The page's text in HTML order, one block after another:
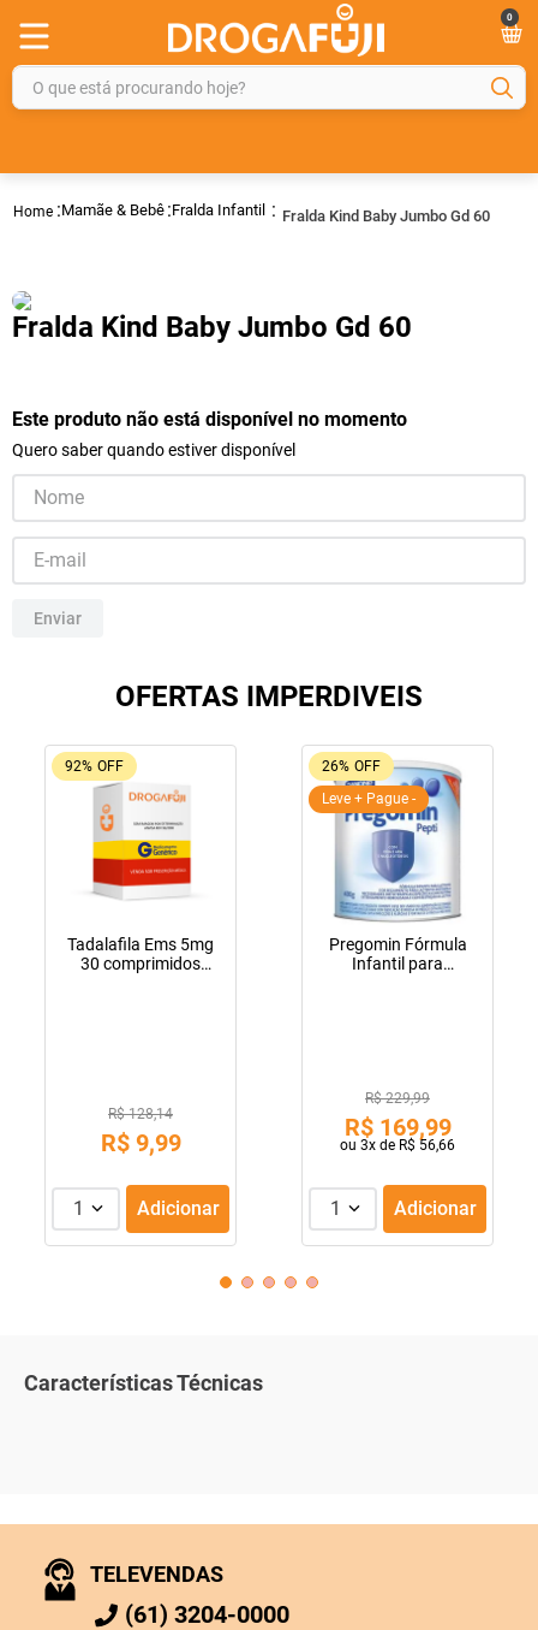
0
O que está procurando hoje?
Mamãe & Bebê Fralda Infantil Fralda Kind Baby Jumbo Gd 60
Fralda Kind Baby Jumbo Gd 60
Este produto não está disponível no momento
Quero saber quando estiver disponível
Enviar
OFERTAS IMPERDIVEIS
92% OFF
Tadalafila Ems 5mg
30 comprimidos
R$ 128,14
R$ 9,99
1 Adicionar
26% OFF
Leve + Pague -
Pregomin Fórmula
Infantil para
R$ 229,99
R$ 169,99
ou 3x de R$ 56,66
1 Adicionar
Características Técnicas
TELEVENDAS
(61) 3204-0000
4º
rosuvastatina 20mg
dipirona
8º
fraldas geriátricas
9º
tadalafila
lola